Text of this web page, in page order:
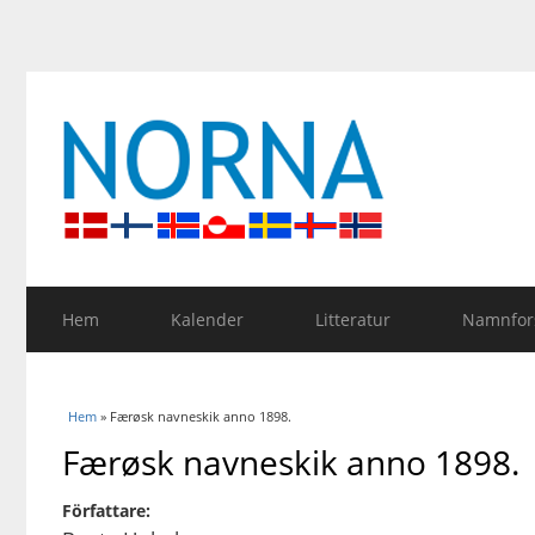
Hem Kalender Litteratur
Du är här
Hem » Færøsk navneskik anno 1898.
Færøsk navneskik anno 1898.
Författare: